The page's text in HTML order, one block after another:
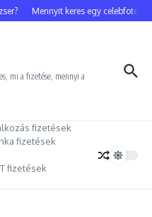
Mennyit keres egy celebfotós?
mi a fizetése, mennyi a
fizetések
fizetések
fizetések